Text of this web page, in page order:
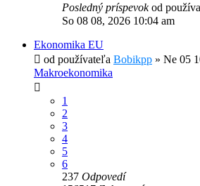
Posledný príspevokod
So 08 08, 2026 10:04 am
Ekonomika EU
od používateľa Bobikpp » Ne 05
Makroekonomika
1
2
3
4
5
6
237 Odpovedí